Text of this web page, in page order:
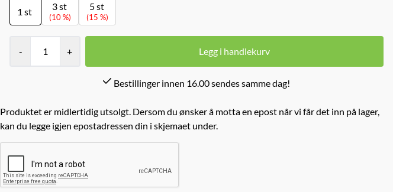
1 st 3 st
(10 %)
5 st
(15 %)
- + Legg i handlekurv
Bestillinger innen 16.00 sendes samme dag!
Produktet er midlertidig utsolgt. Dersom du ønsker å motta en epost når vi får det inn på lager,
kan du legge igjen epostadressen din i skjemaet under.